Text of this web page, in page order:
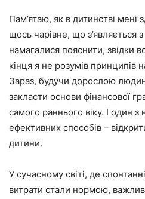
Пам’ятаю, як в дитинстві мені
щось чарівне, що з’являється з
намагалися пояснити, звідки
кінця я не розумів принципів
Зараз, будучи дорослою
закласти основи фінансової
самого раннього віку. І один з
ефективних способів –
дитини.
У сучасному світі, де
витрати стали нормою,